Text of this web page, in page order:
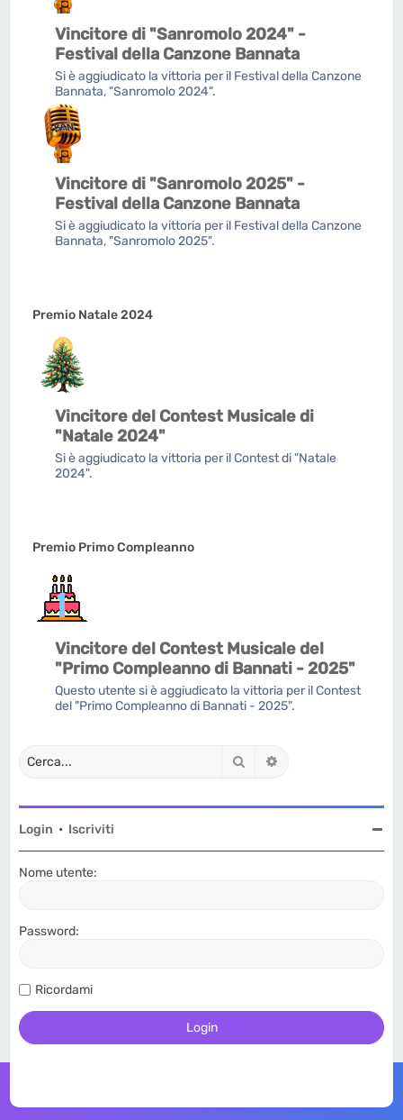
Vincitore di "Sanromolo 2024" -
Festival della Canzone Bannata
Si è aggiudicato la vittoria per il Festival della Canzone
Bannata, "Sanromolo 2024".
Vincitore di "Sanromolo 2025" -
Festival della Canzone Bannata
Si è aggiudicato la vittoria per il Festival della Canzone
Bannata, "Sanromolo 2025".
Premio Natale 2024
Vincitore del Contest Musicale di
"Natale 2024"
Si è aggiudicato la vittoria per il Contest di "Natale
2024".
Premio Primo Compleanno
Vincitore del Contest Musicale del
"Primo Compleanno di Bannati - 2025"
Questo utente si è aggiudicato la vittoria per il Contest
del "Primo Compleanno di Bannati - 2025".
Cerca
Login • Iscriviti
Nome utente:
Password:
Ricordami